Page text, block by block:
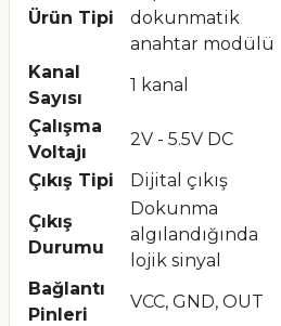
Ürün Tipi
dokunmatik
anahtar modülü
Kanal
Sayısı
1 kanal
Çalışma
Voltajı
2V - 5.5V DC
Çıkış Tipi
Dijital çıkış
Çıkış
Durumu
Dokunma
algılandığında
lojik sinyal
Bağlantı
Pinleri
VCC, GND, OUT